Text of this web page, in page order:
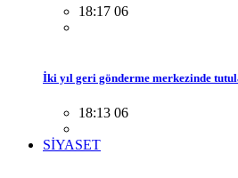
18:17 06
İki yıl geri gönderme merkezinde
18:13 06
SİYASET